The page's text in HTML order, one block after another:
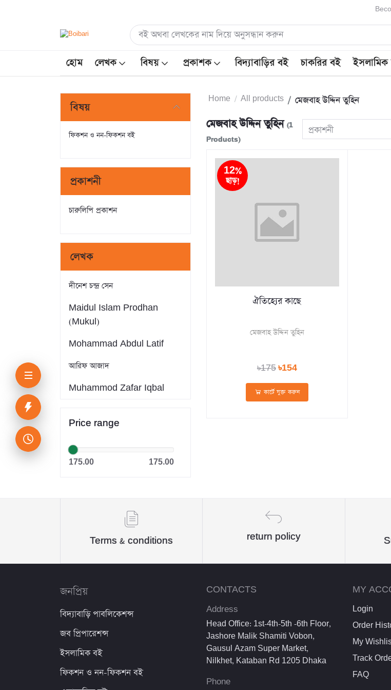
হোম লেখক বিষয় প্রকাশক বিদ্যাবাড়ির বই চাকরির বই
বিষয়
ফিকশন ও নন-ফিকশন বই
প্রকাশনী
চারুলিপি প্রকাশন
লেখক
দীনেশ চন্দ্র সেন
Maidul Islam Prodhan
(Mukul)
Mohammad Abdul Latif
আরিফ আজাদ
Muhammod Zafar Iqbal
Dr. Khandaker Abdullah
Jahangir
কিউএনএ পাবলিকেশন্স লেখক পরিষদ
অর্কিড সম্পাদনা পর্ষদ (সম্পাদক)
রবীন্দ্রনাথ ঠাকুর
Price range
175.00 175.00
Home All products মেজবাহ উদ্দিন তুহিন
মেজবাহ উদ্দিন তুহিন (1
Products)
প্রকাশনী
12%
ছাড়!
ঐতিহ্যের কাছে
মেজবাহ উদ্দিন তুহিন
৳175৳154
কার্টে যুক্ত করুন
Terms & conditions return policy
জনপ্রিয়
বিদ্যাবাড়ি পাবলিকেশন্স
জব প্রিপারেশন্স
ইসলামিক বই
ফিকশন ও নন-ফিকশন বই
CONTACTS
Address
Head Office: 1st-4th-5th -6th Floor,
Jashore Malik Shamiti Vobon,
Gausul Azam Super Market,
Nilkhet, Kataban Rd 1205 Dhaka
Phone
MY
Login
Order
My
Track
FAQ